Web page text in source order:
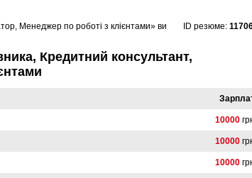
Менеджер по роботі з клієнтами» ви
ID резюме:
Кредитний консультант,
10000
10000
10000